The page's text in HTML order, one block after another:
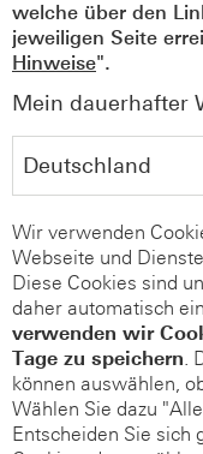
welche über den
jeweiligen Seite
Hinweise".
Mein dauerhafter
Wir verwenden
Webseite und
Diese Cookies sind
daher automatisch
verwenden wir
Tage zu speichern.
können auswählen,
Wählen Sie dazu
Entscheiden Sie sich